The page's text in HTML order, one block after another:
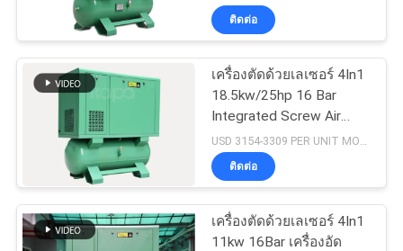
PRIVACY
POLICY
เครื่องอัดอากาศ VSD
19
and Air Dryer
ติดต่อ
เครื่องตัดด้วยเลเซอร์ 4In1
18.5kw/25hp 16 Bar
Integrated Screw Air
Compressor Mounted
With Air Tank and Air
Dryer
ติดต่อ
เครื่องตัดด้วยเลเซอร์ 4In1
11kw 16Bar เครื่องอัด